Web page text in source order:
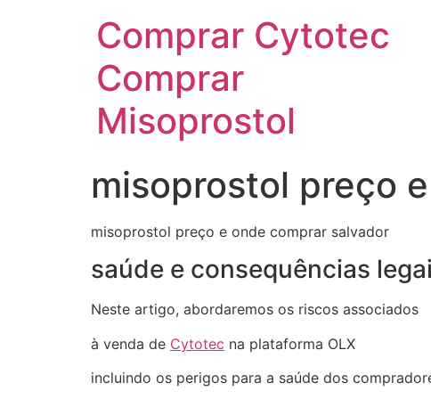
Comprar Cytotec
Comprar
Misoprostol
misoprostol preço
misoprostol preço e onde comprar salvador
saúde e consequências
Neste artigo, abordaremos os riscos associados
à venda de Cytotec na plataforma OLX
incluindo os perigos para a saúde dos